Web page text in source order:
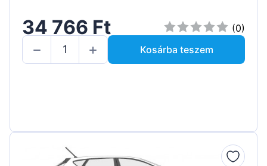
34 766 Ft
(0)
Kosárba teszem